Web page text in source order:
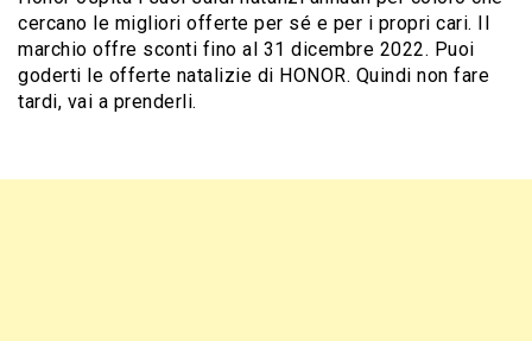
cercano le migliori offerte per sé e per i propri cari. Il
marchio offre sconti fino al 31 dicembre 2022. Puoi
goderti le offerte natalizie di HONOR. Quindi non fare
tardi, vai a prenderli.